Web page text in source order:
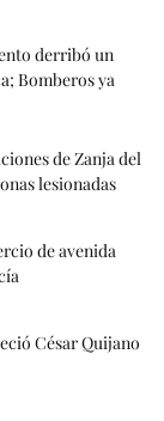
derribó un
Bomberos ya
de Zanja del
lesionadas
de avenida
César Quijano